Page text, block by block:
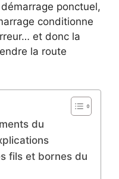
ponctuel,
conditionne
et donc la
la route
du
fils et bornes du